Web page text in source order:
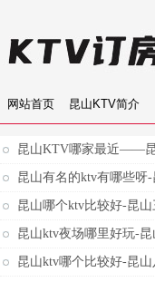
网站首页 昆山KTV简介
昆山KTV哪家最近——
昆山有名的ktv有哪些呀
昆山哪个ktv比较好-昆
昆山ktv夜场哪里好玩-
昆山ktv哪个比较好-昆